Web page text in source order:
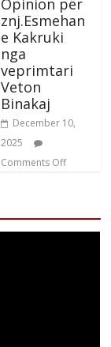
Opinion për
znj.Esmehan
e Kakruki
nga
veprimtari
Veton
Binakaj
December 10,
2025
Comments Off